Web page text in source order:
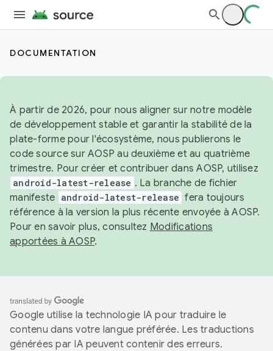
DOCUMENTATION
À partir de 2026, pour nous aligner sur notre modèle
de développement stable et garantir la stabilité de la
plate-forme pour l'écosystème, nous publierons le
code source sur AOSP au deuxième et au quatrième
trimestre. Pour créer et contribuer dans AOSP, utilisez
android-latest-release . La branche de fichier
manifeste android-latest-release fera toujours
référence à la version la plus récente envoyée à AOSP.
Pour en savoir plus, consultez Modifications
apportées à AOSP.
Google utilise la technologie IA pour traduire le
contenu dans votre langue préférée. Les traductions
générées par IA peuvent contenir des erreurs.